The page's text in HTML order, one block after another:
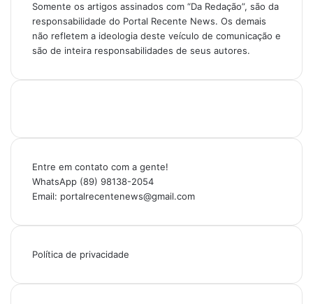
Somente os artigos assinados com “Da Redação”, são da
responsabilidade do Portal Recente News. Os demais
não refletem a ideologia deste veículo de comunicação e
são de inteira responsabilidades de seus autores.
Entre em contato com a gente!
WhatsApp (89) 98138-2054
Email: portalrecentenews@gmail.com
Política de privacidade